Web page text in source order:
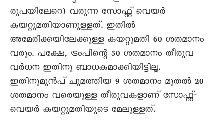
രൂപയിലേറെ) വരുന്ന സോഫ്റ്റ് വെയർ
കയറ്റുമതിയാണുള്ളത്. ഇതിൽ
അമേരിക്കയിലേക്കുള്ള കയറ്റുമതി 60 ശതമാനം
വരും. പക്ഷേ, ട്രംപിന്റെ 50 ശതമാനം തീരുവ
വർധന ഇതിനു ബാധകമാക്കിയിട്ടില്ല.
ഇതിനുമുൻപ് ചുമത്തിയ 9 ശതമാനം മുതൽ 20
ശതമാനം വരെയുള്ള തീരുവകളാണ് സോഫ്റ്റ്-
വെയർ കയറ്റുമതിയുടെ മേലുള്ളത്.